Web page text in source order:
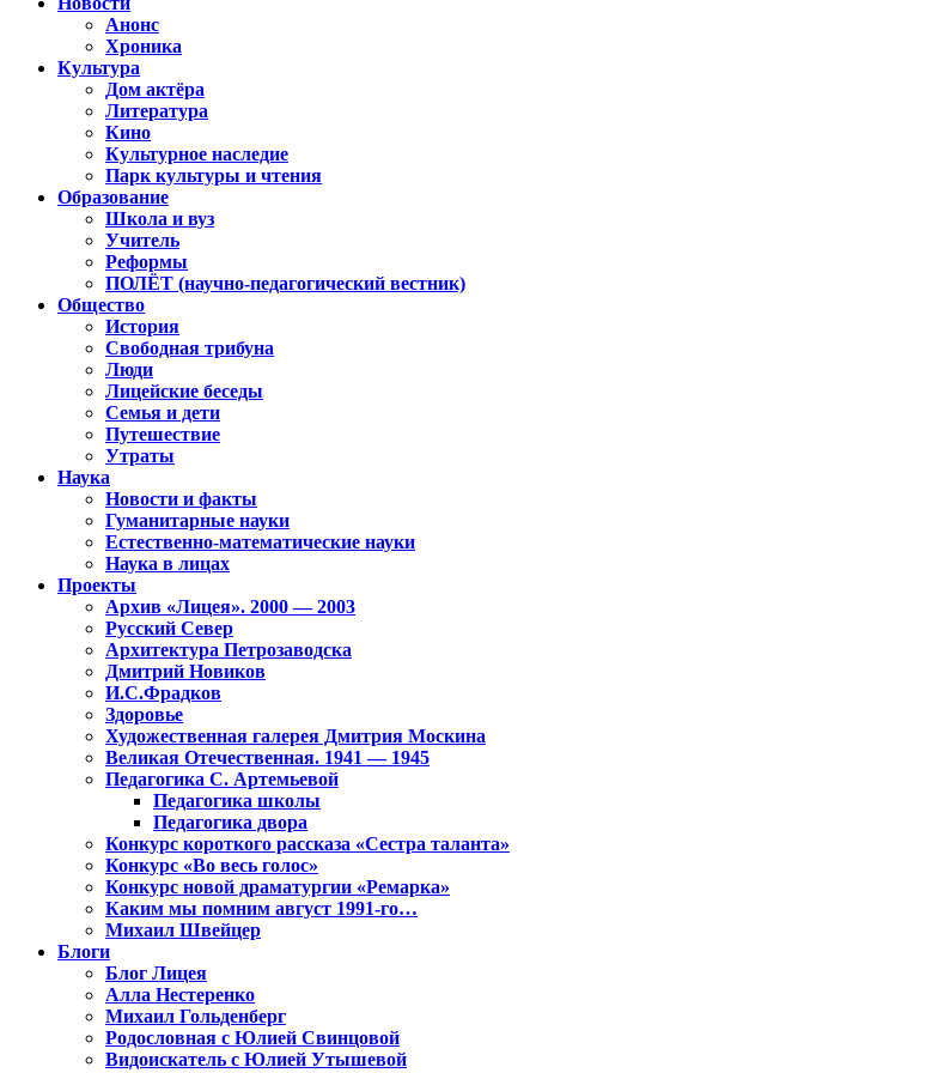
Анонс
Хроника
Культура
Дом актёра
Литература
Кино
Культурное наследие
Парк культуры и чтения
Образование
Школа и вуз
Учитель
Реформы
ПОЛЁТ (научно-педагогический вестник)
Общество
История
Свободная трибуна
Люди
Лицейские беседы
Семья и дети
Путешествие
Утраты
Наука
Новости и факты
Гуманитарные науки
Естественно-математические науки
Наука в лицах
Проекты
Архив «Лицея». 2000 — 2003
Русский Север
Архитектура Петрозаводска
Дмитрий Новиков
И.С.Фрадков
Здоровье
Художественная галерея Дмитрия Москина
Великая Отечественная. 1941 — 1945
Педагогика С. Артемьевой
Педагогика школы
Педагогика двора
Конкурс короткого рассказа «Сестра таланта»
Конкурс «Во весь голос»
Конкурс новой драматургии «Ремарка»
Каким мы помним август 1991-го…
Михаил Швейцер
Блоги
Блог Лицея
Алла Нестеренко
Михаил Гольденберг
Родословная с Юлией Свинцовой
Видоискатель с Юлией Утышевой